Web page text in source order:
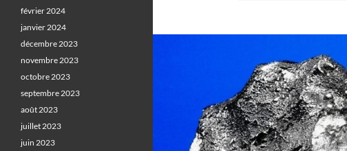
février 2024
janvier 2024
décembre 2023
novembre 2023
octobre 2023
septembre 2023
août 2023
juillet 2023
juin 2023